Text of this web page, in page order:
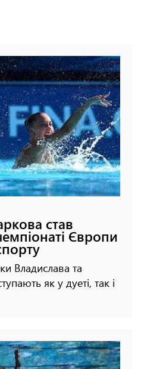
став
Європи
Владислава та
як у дуеті, так і